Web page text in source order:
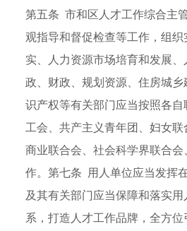
第五条 市和区人才工作综合主
观指导和督促检查等工作，组
实、人力资源市场培育和发展
政、财政、规划资源、住房城
识产权等有关部门应当按照各
工会、共产主义青年团、妇女
商业联合会、社会科学界联合
作。第七条 用人单位应当发挥
及其有关部门应当保障和落实
系，打造人才工作品牌，全方